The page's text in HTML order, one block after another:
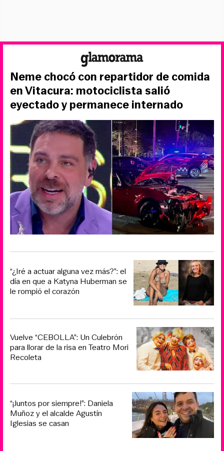
Neme chocó con repartidor de comida
en Vitacura: motociclista salió
eyectado y permanece internado
“¿Iré a actuar alguna vez más?”: el
día en que a Katyna Huberman se
le rompió el corazón
Vuelve “CEBOLLA”: Un Culebrón
para llorar de la risa en Teatro Mori
Recoleta
“¡Juntos por siempre!”: Daniela
Muñoz y el alcalde Agustín
Iglesias se casan